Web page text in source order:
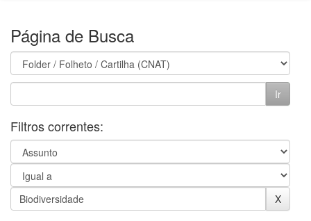
Página de Busca
Filtros correntes: